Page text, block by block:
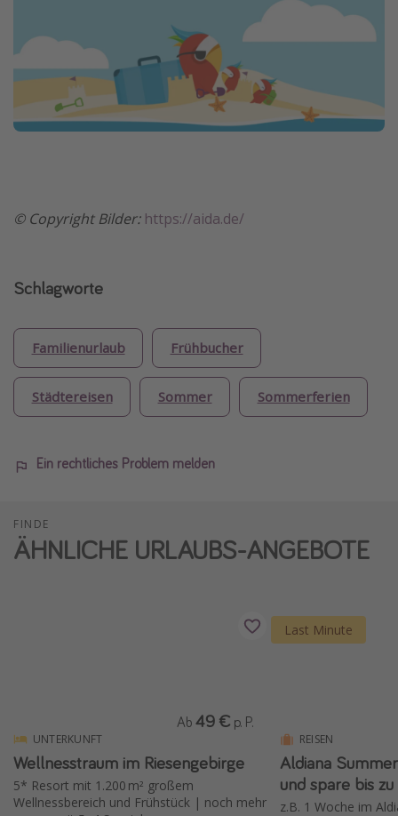
©️ Copyright Bilder: https://aida.de/
Schlagworte
Familienurlaub Frühbucher
Städtereisen Sommer Sommerferien
Ein rechtliches Problem melden
FINDE
ÄHNLICHE URLAUBS-ANGEBOTE
UNTERKUNFT
Wellnesstraum im Riesengebirge
5* Resort mit 1.200 m² großem
Wellnessbereich und Frühstück | noch mehr
Ab 49 € p. P.
Last Minute
REISEN
Aldiana
und spare bis
z.B. 1 Woche im